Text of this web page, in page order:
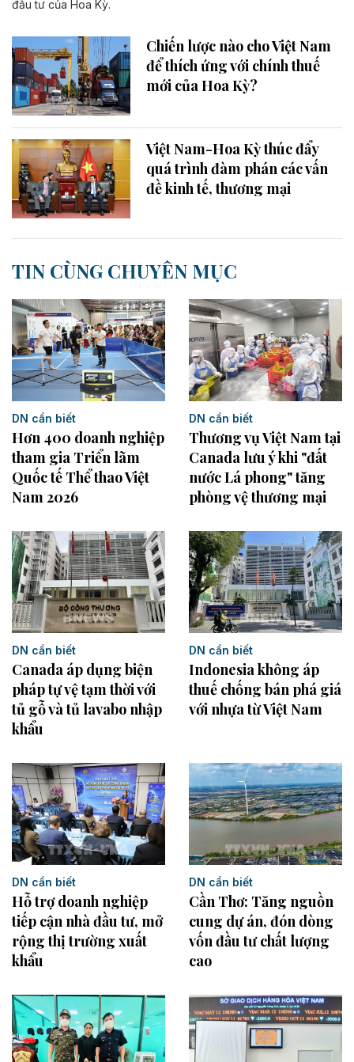
đầu tư của Hoa Kỳ.
Chiến lược nào cho Việt Nam
để thích ứng với chính thuế
mới của Hoa Kỳ?
Việt Nam-Hoa Kỳ thúc đẩy
quá trình đàm phán các vấn
đề kinh tế, thương mại
TIN CÙNG CHUYÊN MỤC
DN cần biết
Hơn 400 doanh nghiệp
tham gia Triển lãm
Quốc tế Thể thao Việt
Nam 2026
DN cần biết
Thương vụ Việt Nam tại
Canada lưu ý khi "đất
nước Lá phong" tăng
phòng vệ thương mại
DN cần biết
Canada áp dụng biện
pháp tự vệ tạm thời với
tủ gỗ và tủ lavabo nhập
khẩu
DN cần biết
Indonesia không áp
thuế chống bán phá giá
với nhựa từ Việt Nam
DN cần biết
Hỗ trợ doanh nghiệp
tiếp cận nhà đầu tư, mở
rộng thị trường xuất
khẩu
DN cần biết
Cần Thơ: Tăng nguồn
cung dự án, đón dòng
vốn đầu tư chất lượng
cao